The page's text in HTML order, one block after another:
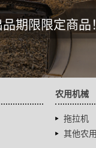
期限限定商品！
农用机械
拖拉机
其他农